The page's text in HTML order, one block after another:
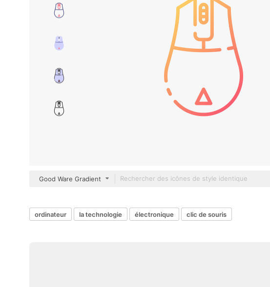
Good Ware Gradient
ordinateur la technologie électronique clic de souris